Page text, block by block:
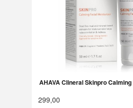
AHAVA Clineral Skinpro
299,00